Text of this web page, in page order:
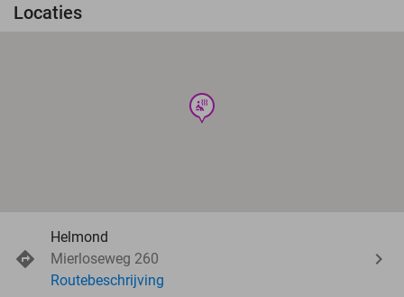
Locaties
wellness
Helmond
Mierloseweg 260
Routebeschrijving